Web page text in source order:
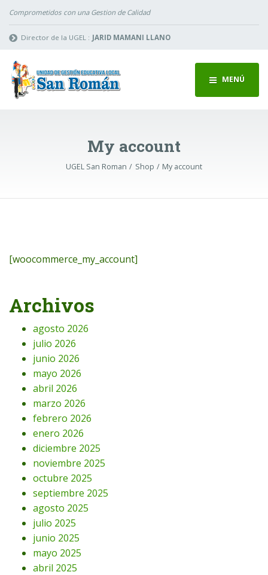
Comprometidos con una Gestion de Calidad
Director de la UGEL : JARID MAMANI LLANO
MENÚ
My account
UGEL San Roman Shop My account
[woocommerce_my_account]
Archivos
agosto 2026
julio 2026
junio 2026
mayo 2026
abril 2026
marzo 2026
febrero 2026
enero 2026
diciembre 2025
noviembre 2025
octubre 2025
septiembre 2025
agosto 2025
julio 2025
junio 2025
mayo 2025
abril 2025